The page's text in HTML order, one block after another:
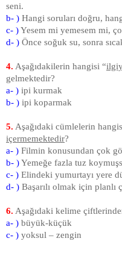
seni.
b- ) Hangi soruları doğru,
c- )Yesem mi yemesem mi,
d- ) Önce soğuk su, sonra
4. Aşağıdakilerin hangisi “
gelmektedir?
a- ) ipi kurmak
b- ) ipi koparmak
5. Aşağıdaki cümlelerin
içermemektedir?
a- ) Filmin konusundan çok
b- )Yemeğe fazla tuz
c- ) Elindeki yumurtayı yere
d- ) Başarılı olmak için planlı
6. Aşağıdaki kelime
a- ) büyük-
c- ) yoksul –